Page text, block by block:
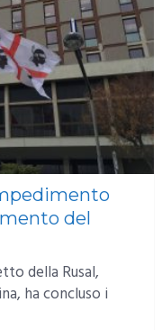
del
della Rusal,
ha concluso i